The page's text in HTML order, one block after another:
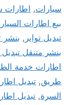
سيارات, اطارات
بيع اطارات
تبديل تواير , بنشر
بنشر متنقل
اطارات خدمة
طريق, تبديل
السرة, تبديل